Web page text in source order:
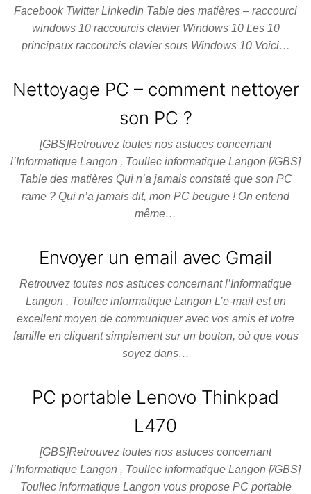
Facebook Twitter LinkedIn Table des matières – raccourci
windows 10 raccourcis clavier Windows 10 Les 10
principaux raccourcis clavier sous Windows 10 Voici…
Nettoyage PC – comment nettoyer
son PC ?
[GBS]Retrouvez toutes nos astuces concernant
l’Informatique Langon , Toullec informatique Langon [/GBS]
Table des matières Qui n’a jamais constaté que son PC
rame ? Qui n’a jamais dit, mon PC beugue ! On entend
même…
Envoyer un email avec Gmail
Retrouvez toutes nos astuces concernant l’Informatique
Langon , Toullec informatique Langon L’e-mail est un
excellent moyen de communiquer avec vos amis et votre
famille en cliquant simplement sur un bouton, où que vous
soyez dans…
PC portable Lenovo Thinkpad
L470
[GBS]Retrouvez toutes nos astuces concernant
l’Informatique Langon , Toullec informatique Langon [/GBS]
Toullec informatique Langon vous propose PC portable